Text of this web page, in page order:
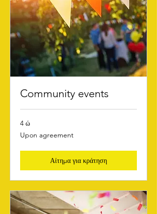
Community events
4 ώ
Upon
agreement
Upon agreement
Αίτημα για κράτηση